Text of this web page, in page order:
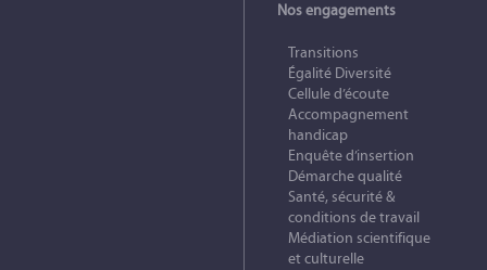
Nos engagements
Transitions
Égalité Diversité
Cellule d’écoute
Accompagnement
handicap
Enquête d’insertion
Démarche qualité
Santé, sécurité &
conditions de travail
Médiation scientifique
et culturelle